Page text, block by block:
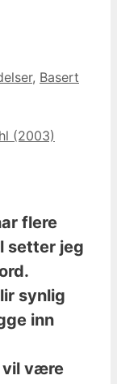
, Basert
(2003)
flere
setter jeg
synlig
inn
vil være